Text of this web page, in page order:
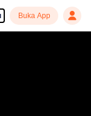
Buka App